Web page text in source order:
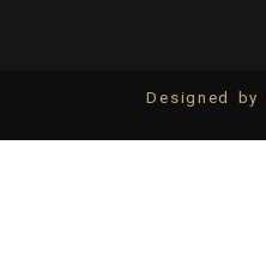
Designed by